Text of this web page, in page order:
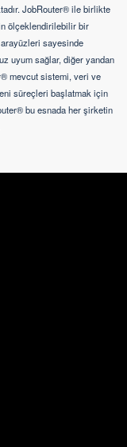
JobRouter® ile birlikte
ölçeklendirilebilir bir
sayesinde
uyum sağlar, diğer yandan
mevcut sistemi, veri ve
süreçleri başlatmak için
bu esnada her şirketin